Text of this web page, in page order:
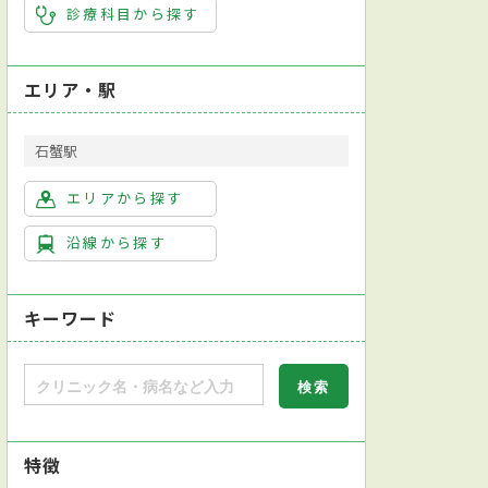
診療科目から探す
エリア・駅
石蟹駅
エリアから探す
沿線から探す
キーワード
特徴